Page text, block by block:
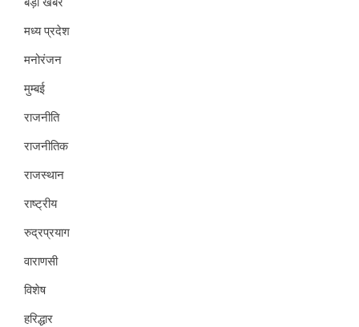
मध्य प्रदेश
मनोरंजन
मुम्बई
राजनीति
राजनीतिक
राजस्थान
राष्ट्रीय
रुद्रप्रयाग
वाराणसी
विशेष
हरिद्धार